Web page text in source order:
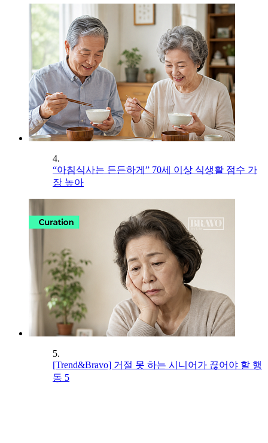
4.
“아침식사는 든든하게” 70세 이상 식생활 점수 가
장 높아
5.
[Trend&Bravo] 거절 못 하는 시니어가 끊어야 할 행
동 5